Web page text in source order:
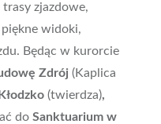
zjazdowe,
widoki,
Będąc w kurorcie
Zdrój (Kaplica
Kłodzko (twierdza),
do Sanktuarium w